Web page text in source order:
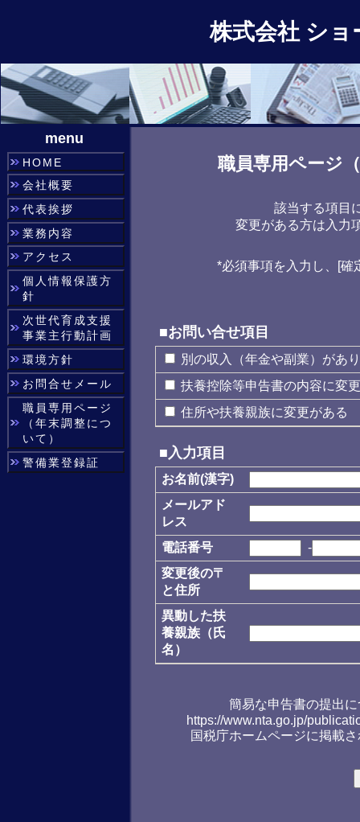
株式会社 シ
menu
HOME
会社概要
代表挨拶
業務内容
アクセス
個人情報保護方
針
次世代育成支援
事業主行動計画
環境方針
お問合せメール
職員専用ページ
（年末調整につ
いて）
警備業登録証
職員専用ページ
該当する項目
変更がある方は入力
*必須事項を入力し、[確
■お問い合せ項目
別の収入（年金や副業）があ
扶養控除等申告書の内容に変
住所や扶養親族に変更がある
■入力項目
お名前(漢字)
メールアド
レス
電話番号
-
変更後の〒
と住所
異動した扶
養親族（氏
名）
簡易な申告書の提出
https://www.nta.go.jp/
国税庁ホームページに掲載